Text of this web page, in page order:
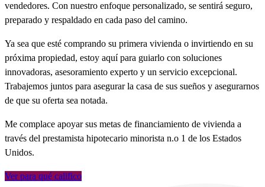
vendedores. Con nuestro enfoque personalizado, se sentirá seguro,
preparado y respaldado en cada paso del camino.
Ya sea que esté comprando su primera vivienda o invirtiendo en su
próxima propiedad, estoy aquí para guiarlo con soluciones
innovadoras, asesoramiento experto y un servicio excepcional.
Trabajemos juntos para asegurar la casa de sus sueños y asegurarnos
de que su oferta sea notada.
Me complace apoyar sus metas de financiamiento de vivienda a
través del prestamista hipotecario minorista n.o 1 de los Estados
Unidos.
Ver para qué califico